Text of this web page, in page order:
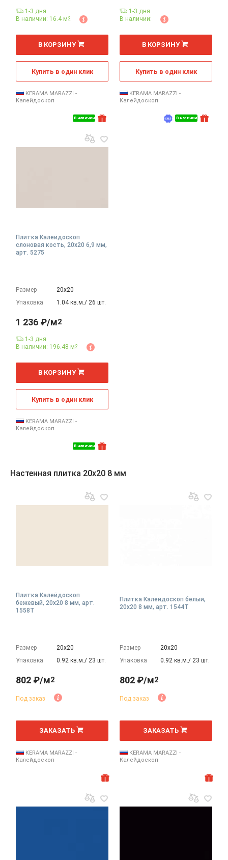
В наличии
1-3 дня
В наличии: 16.4 м2
м
В КОРЗИНУ
Купить в один клик
KERAMA MARAZZI -
Калейдоскоп
В наличии
1-3 дня
В наличии:
м
В КОРЗИНУ
Купить в один клик
KERAMA MARAZZI -
Калейдоскоп
Плитка Калейдоскоп
слоновая кость, 20x20 6,9 мм,
арт. 5275
Размер
20х20
Упаковка
1.04 кв.м./ 26 шт.
В наличии
1 236 ₽/м2
1-3 дня
В наличии: 196.48 м2
м
В КОРЗИНУ
Купить в один клик
KERAMA MARAZZI -
Калейдоскоп
Настенная плитка 20x20 8 мм
Плитка Калейдоскоп
бежевый, 20x20 8 мм, арт.
1558T
Размер
20х20
Упаковка
0.92 кв.м./ 23 шт.
802 ₽/м2
Под заказ
м
ЗАКАЗАТЬ
KERAMA MARAZZI -
Калейдоскоп
Плитка Калейдоскоп белый,
20x20 8 мм, арт. 1544T
Размер
20х20
Упаковка
0.92 кв.м./ 23 шт.
802 ₽/м2
Под заказ
м
ЗАКАЗАТЬ
KERAMA MARAZZI -
Калейдоскоп